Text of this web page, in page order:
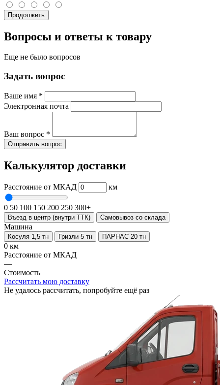
Продолжить
Вопросы и ответы к товару
Еще не было вопросов
Задать вопрос
Ваше имя *
Электронная почта
Ваш вопрос *
Отправить вопрос
Калькулятор доставки
Расстояние от МКАД км
0 50 100 150 200 250 300+
Въезд в центр (внутри ТТК) Самовывоз со склада
Машина
Косуля 1,5 тн Гризли 5 тн ПАРНАС 20 тн
0 км
Расстояние от МКАД
—
Стоимость
Рассчитать мою доставку
Не удалось рассчитать, попробуйте ещё раз